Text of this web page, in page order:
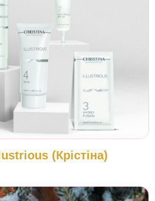
(Крістіна)